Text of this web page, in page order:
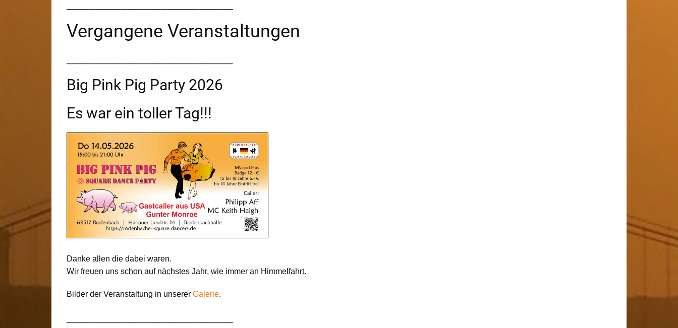
Vergangene Veranstaltungen
Big Pink Pig Party 2026
Es war ein toller Tag!!!
Danke allen die dabei waren.
Wir freuen uns schon auf nächstes Jahr, wie immer an Himmelfahrt.
Bilder der Veranstaltung in unserer Galerie.